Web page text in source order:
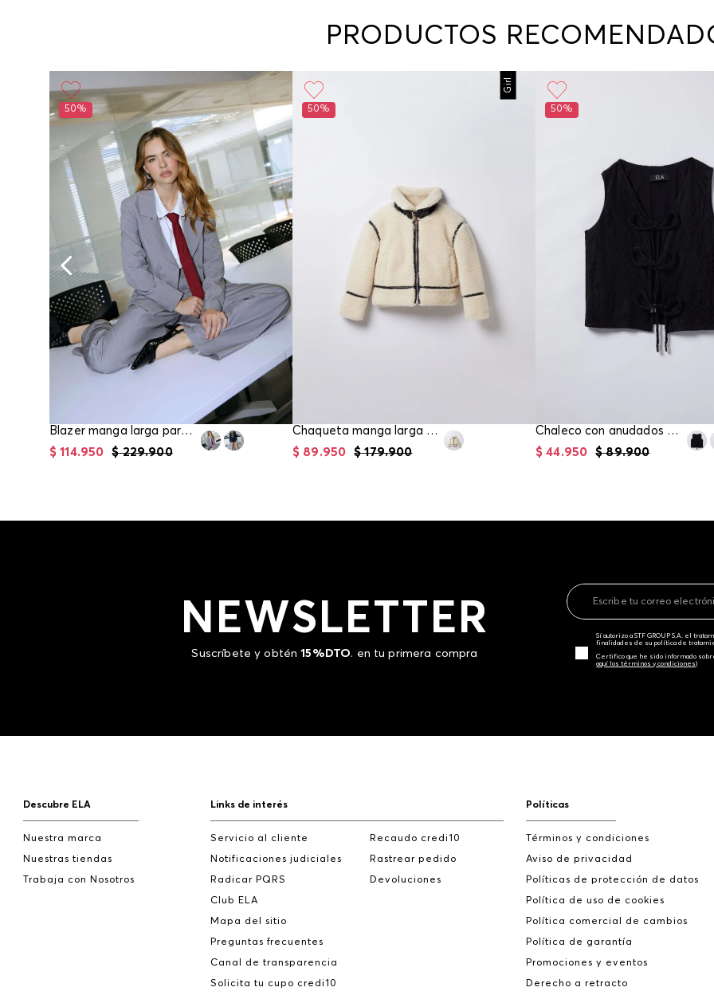
PRODUCTOS
50%
Blazer manga larga para mujer
$ 229.900
$ 114.950
Girl
50%
Chaqueta manga larga para niña
$ 179.900
$ 89.950
50%
Chaleco con anudados para girl
$ 89.900
$ 44.950
NEWSLETTER
Suscríbete y obtén15%DTO. en tu primera compra
Sí autorizo a STF GROUP S.A. el
finalidades de su política de
Certifico que he sido informado
aquí los términos y condiciones)
Descubre ELA
Nuestra marca
Nuestras tiendas
Trabaja con Nosotros
Links de interés
Servicio al cliente
Notificaciones judiciales
Radicar PQRS
Club ELA
Mapa del sitio
Preguntas frecuentes
Canal de transparencia
Solicita tu cupo credi10
Recaudo credi10
Rastrear pedido
Devoluciones
Políticas
Términos y condiciones
Aviso de privacidad
Políticas de protección de datos
Política de uso de cookies
Política comercial de cambios
Política de garantía
Promociones y eventos
Derecho a retracto